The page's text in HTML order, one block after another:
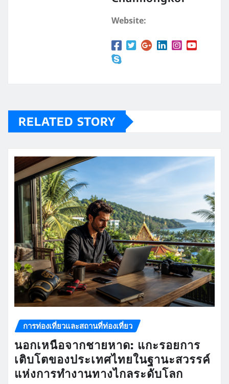
Website:
RELATED STORY
การท่องเที่ยวและสถานที่ท่องเที่ยว
นอกเหนือจากชายหาด: แกะรอยการ
เติบโตของประเทศไทยในฐานะสวรรค์
แห่งการทำงานทางไกลระดับโลก